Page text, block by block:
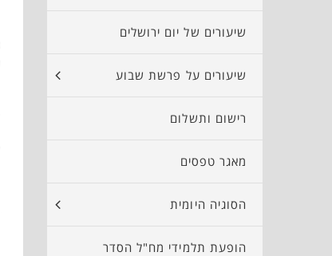
שיעורים של יום ירושלים
שיעורים על פרשת שבוע
רישום ותשלום
מאגר טפסים
הסוגיה היומית
הופעת תלמידי מח"ל הסדר